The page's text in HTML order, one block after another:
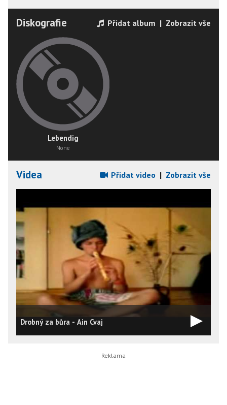
Diskografie Přidat album | Zobrazit vše
Lebendig
None
Videa Přidat video | Zobrazit vše
Drobný za bůra - Ain Cvaj